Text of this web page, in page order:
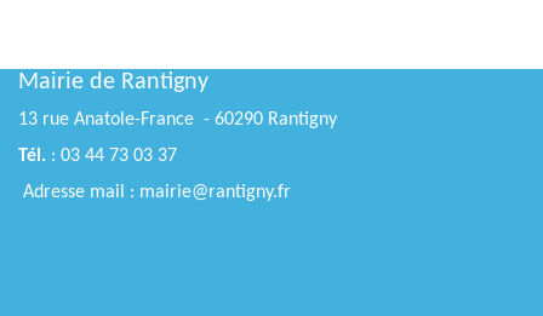
Mairie de Rantigny
13 rue Anatole-France - 60290 Rantigny
Tél. : 03 44 73 03 37
Adresse mail : mairie@rantigny.fr